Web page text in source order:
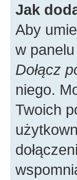
Jak
Aby
w
Dołącz
niego.
Twoich